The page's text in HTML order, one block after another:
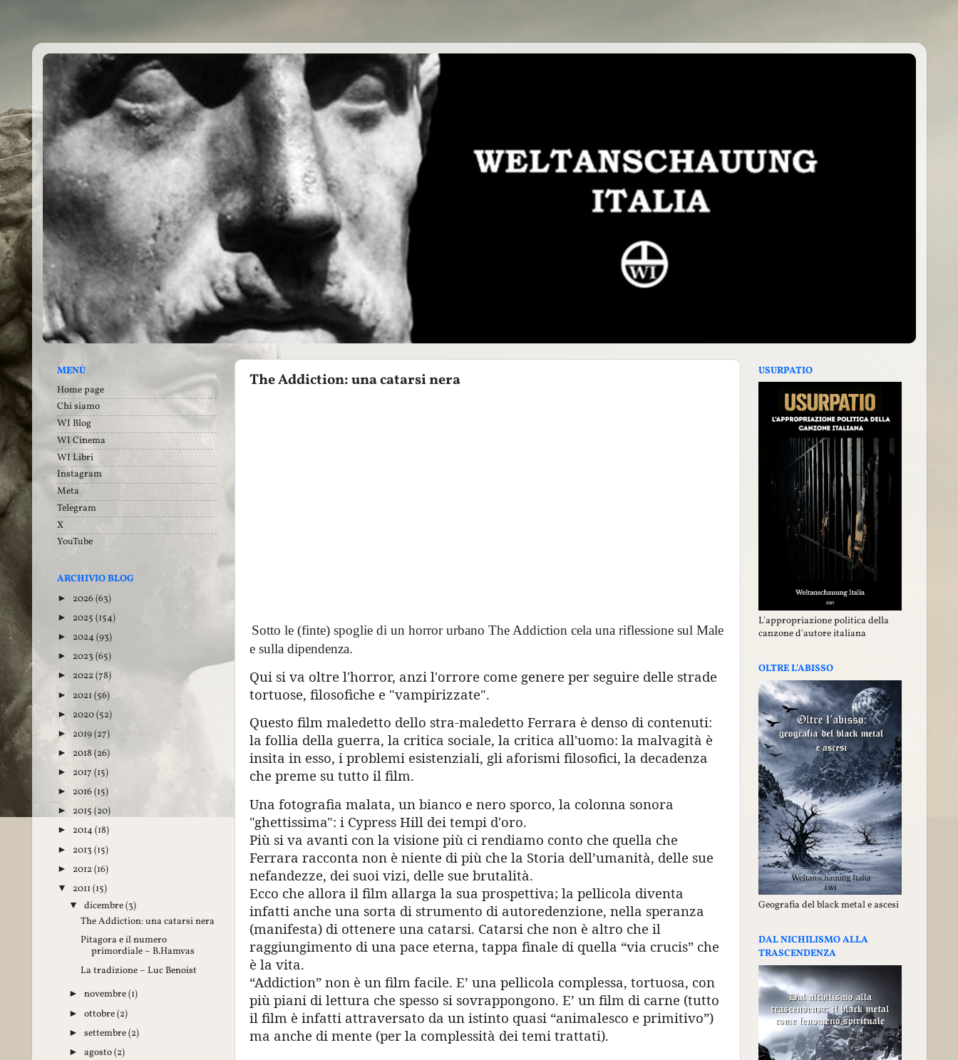
The Addiction: una catarsi nera
Sotto le (finte) spoglie di un horror urbano The Addiction cela una riflessione sul Male
e sulla dipendenza.
Qui si va oltre l'horror, anzi l'orrore come genere per seguire delle strade
tortuose, filosofiche e "vampirizzate".
Questo film maledetto dello stra-maledetto Ferrara è denso di contenuti:
la follia della guerra, la critica sociale, la critica all'uomo: la malvagità è
insita in esso, i problemi esistenziali, gli aforismi filosofici, la decadenza
che preme su tutto il film.
Una fotografia malata, un bianco e nero sporco, la colonna sonora
"ghettissima": i Cypress Hill dei tempi d'oro.
Più si va avanti con la visione più ci rendiamo conto che quella che
Ferrara racconta non è niente di più che la Storia dell’umanità, delle sue
nefandezze, dei suoi vizi, delle sue brutalità.
Ecco che allora il film allarga la sua prospettiva; la pellicola diventa
infatti anche una sorta di strumento di autoredenzione, nella speranza
(manifesta) di ottenere una catarsi. Catarsi che non è altro che il
raggiungimento di una pace eterna, tappa finale di quella “via crucis” che
è la vita.
“Addiction” non è un film facile. E’ una pellicola complessa, tortuosa, con
più piani di lettura che spesso si sovrappongono. E’ un film di carne (tutto
il film è infatti attraversato da un istinto quasi “animalesco e primitivo”)
ma anche di mente (per la complessità dei temi trattati).
MENÙ
Home page
Chi siamo
WI Blog
WI Cinema
WI Libri
Instagram
Meta
Telegram
X
YouTube
ARCHIVIO BLOG
► 2026(63)
► 2025 (154)
► 2024(93)
► 2023(65)
► 2022(78)
► 2021 (56)
► 2020(52)
► 2019(27)
► 2018(26)
► 2017 (15)
► 2016(15)
► 2015 (20)
► 2014(18)
► 2013(15)
► 2012(16)
▼ 2011(15)
▼ dicembre(3)
The Addiction: una catarsi nera
Pitagora e il numero
primordiale – B.Hamvas
La tradizione – Luc Benoist
► novembre(1)
► ottobre(2)
► settembre(2)
► agosto(2)
USURPATIO
L'appropriazione politica della
canzone d'autore italiana
OLTRE L'ABISSO
Geografia del black metal e ascesi
DAL NICHILISMO ALLA
TRASCENDENZA